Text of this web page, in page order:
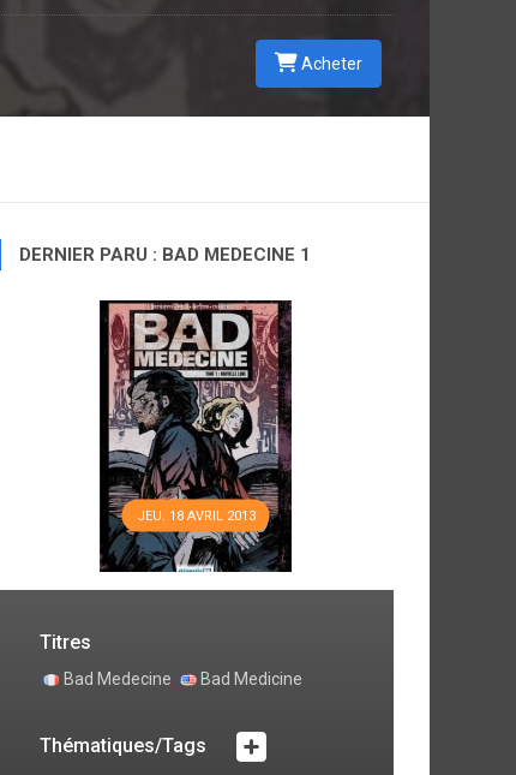
Acheter
DERNIER PARU : BAD MEDECINE 1
JEU. 18 AVRIL 2013
Titres
Bad Medecine Bad Medicine
Thématiques/Tags